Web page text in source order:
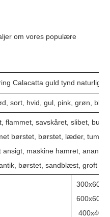
om vores populære
Calacatta guld tynd naturlig
sort, hvid, gul, pink, grøn, blå,
flammet, savskåret, slibet,
børstet, børstet, læder,
ansigt, maskine hamret,
børstet, sandblæst, groft